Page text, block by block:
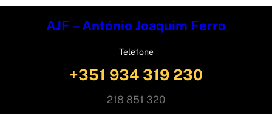
AJF – António Joaquim Ferro
Telefone
+351 934 319 230
218 851 320